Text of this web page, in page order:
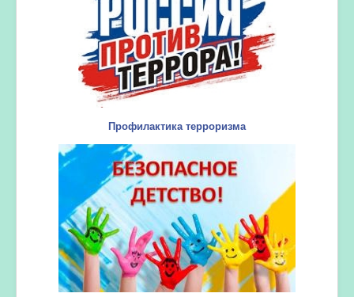
Профилактика терроризма